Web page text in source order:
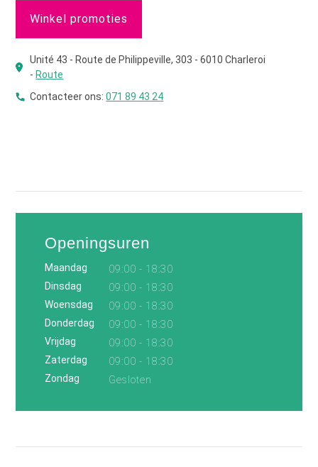
Winkel promoties
Unité 43 - Route de Philippeville, 303 - 6010 Charleroi
- Route
Contacteer ons:071 89 43 24
Openingsuren
Maandag
09:00 - 18:30
Dinsdag
09:00 - 18:30
Woensdag
09:00 - 18:30
Donderdag
09:00 - 18:30
Vrijdag
09:00 - 18:30
Zaterdag
09:00 - 18:30
Zondag
Gesloten